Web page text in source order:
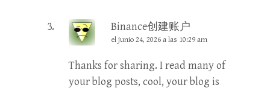
Binance创建账户
el junio 24, 2026 a las 10:29 am
Thanks for sharing. I read many of
your blog posts, cool, your blog is